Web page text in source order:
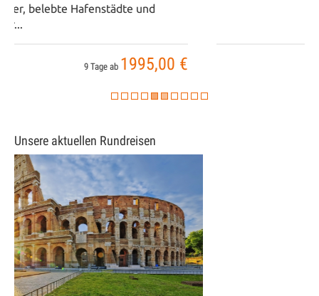
Unsere aktuellen Rundreisen